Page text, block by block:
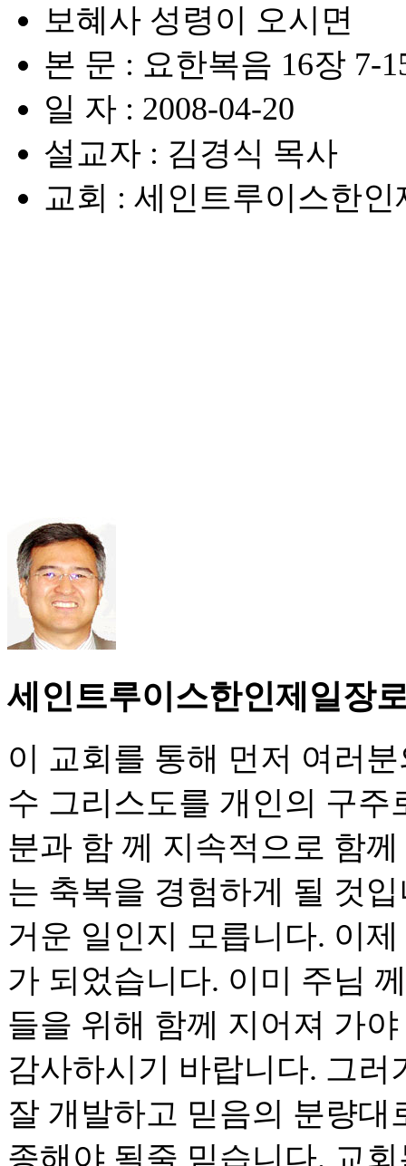
보혜사 성령이 오시면
본 문 : 요한복음 16장 7-
일 자 : 2008-04-20
설교자 : 김경식 목사
교회 : 세인트루이스한
세인트루이스한인제일장
이 교회를 통해 먼저 여러
수 그리스도를 개인의 구
분과 함 께 지속적으로 함
는 축복을 경험하게 될 것
거운 일인지 모릅니다. 이
가 되었습니다. 이미 주님
들을 위해 함께 지어져 가
감사하시기 바랍니다. 그
잘 개발하고 믿음의 분량
종해야 될줄 믿습니다. 교